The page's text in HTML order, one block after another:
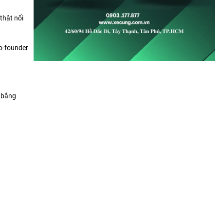
nổi
founder